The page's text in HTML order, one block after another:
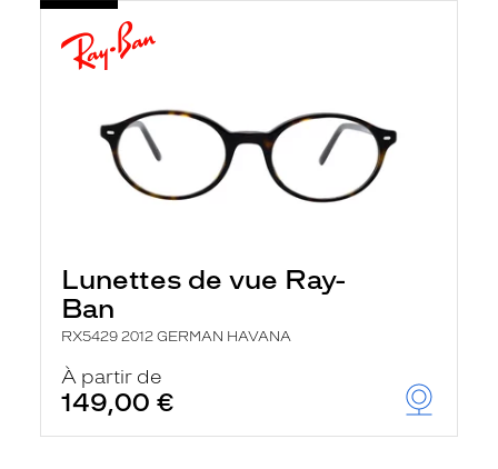
Lunettes de vue Ray-
Ban
RX5429 2012 GERMAN HAVANA
À partir de
149,00 €